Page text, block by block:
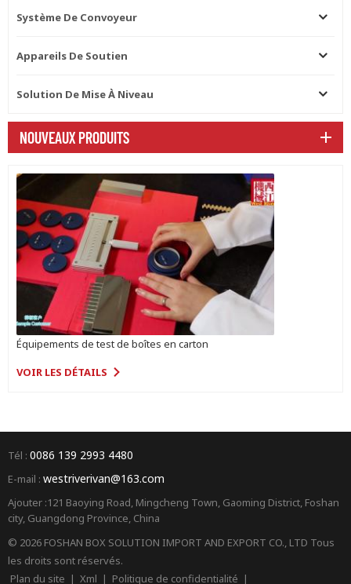
Système De Convoyeur
Appareils De Soutien
Solution De Mise À Niveau
NOUVEAUX PRODUITS
Équipements de test de boîtes en carton
VOIR LES DÉTAILS
Tél : 0086 139 2993 4480
E-mail : westriverivan@163.com
Ajouter :121 Baoying Road, Mingcheng Town, Gaoming District, Foshan
city, Guangdong Province, China
© 2026 FOSHAN BOX SOLUTION IMPORT AND EXPORT CO., LTD Tous
les droits sont réservés.
Plan du site | Xml | Politique de confidentialité |